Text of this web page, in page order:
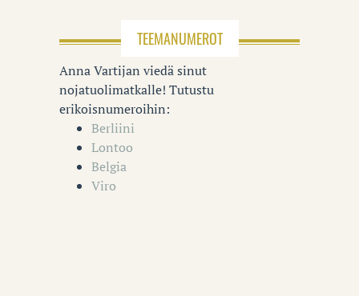
TEEMANUMEROT
Anna Vartijan viedä sinut
nojatuolimatkalle! Tutustu
erikoisnumeroihin:
Berliini
Lontoo
Belgia
Viro